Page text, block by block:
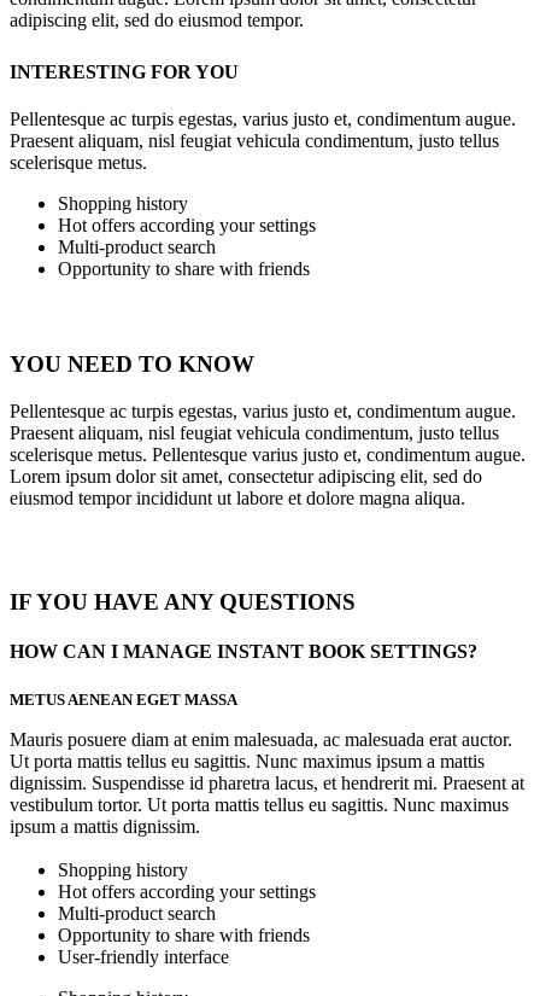
adipiscing elit, sed do eiusmod tempor.
INTERESTING FOR YOU
Pellentesque ac turpis egestas, varius justo et, condimentum augue.
Praesent aliquam, nisl feugiat vehicula condimentum, justo tellus
scelerisque metus.
Shopping history
Hot offers according your settings
Multi-product search
Opportunity to share with friends
YOU NEED TO KNOW
Pellentesque ac turpis egestas, varius justo et, condimentum augue.
Praesent aliquam, nisl feugiat vehicula condimentum, justo tellus
scelerisque metus. Pellentesque varius justo et, condimentum augue.
Lorem ipsum dolor sit amet, consectetur adipiscing elit, sed do
eiusmod tempor incididunt ut labore et dolore magna aliqua.
IF YOU HAVE ANY QUESTIONS
HOW CAN I MANAGE INSTANT BOOK SETTINGS?
METUS AENEAN EGET MASSA
Mauris posuere diam at enim malesuada, ac malesuada erat auctor.
Ut porta mattis tellus eu sagittis. Nunc maximus ipsum a mattis
dignissim. Suspendisse id pharetra lacus, et hendrerit mi. Praesent at
vestibulum tortor. Ut porta mattis tellus eu sagittis. Nunc maximus
ipsum a mattis dignissim.
Shopping history
Hot offers according your settings
Multi-product search
Opportunity to share with friends
User-friendly interface